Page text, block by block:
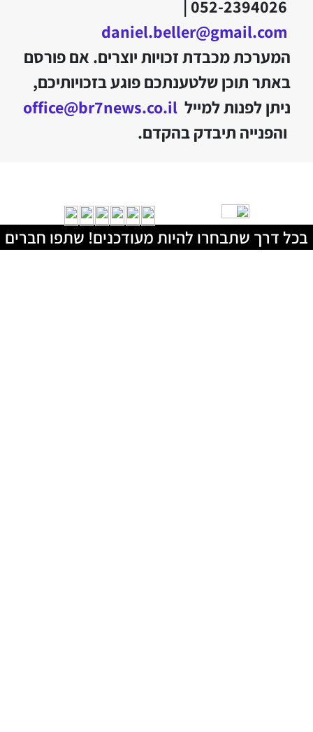
daniel.beller@gmail.com
המערכת מכבדת זכויות יוצרים. אם פורסם
באתר תוכן שלטענתכם פוגע בזכויותיכם,
ניתן לפנות למייל office@br7news.co.il
והפנייה תיבדק בהקדם.
בכל דרך שתבחרו להיות מעודכנים! שתפו חברים